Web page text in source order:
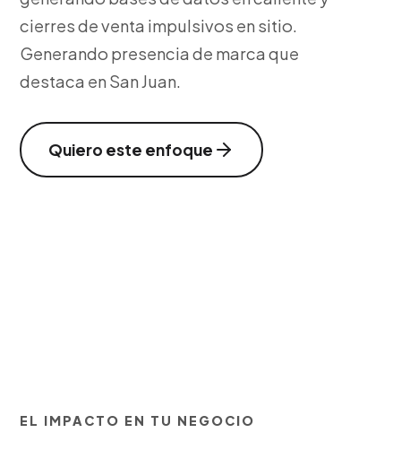
cierres de venta impulsivos en sitio.
Generando presencia de marca que
destaca en San Juan.
Quiero este enfoque
EL IMPACTO EN TU NEGOCIO